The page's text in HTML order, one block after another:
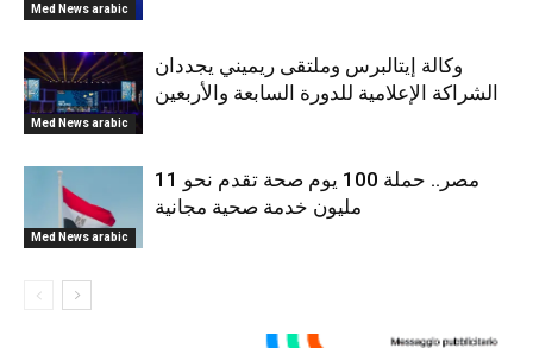
Med News arabic
Med News arabic
وكالة إيتالبرس وملتقى ريميني يجددان
الشراكة الإعلامية للدورة السابعة والأربعين
Med News arabic
مصر.. حملة 100 يوم صحة تقدم نحو 11
مليون خدمة صحية مجانية